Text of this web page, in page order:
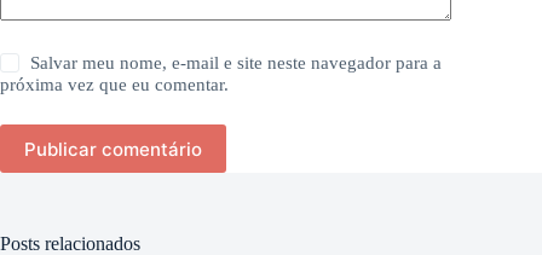
Salvar meu nome, e-mail e site neste navegador para a
próxima vez que eu comentar.
Publicar comentário
Posts relacionados